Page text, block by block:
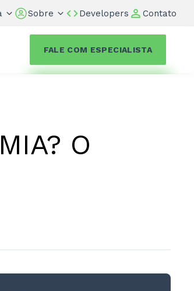
Sobre Developers Contato
FALE COM ESPECIALISTA
O